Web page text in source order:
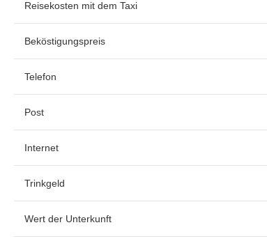
Reisekosten mit dem Taxi
Beköstigungspreis
Telefon
Post
Internet
Trinkgeld
Wert der Unterkunft